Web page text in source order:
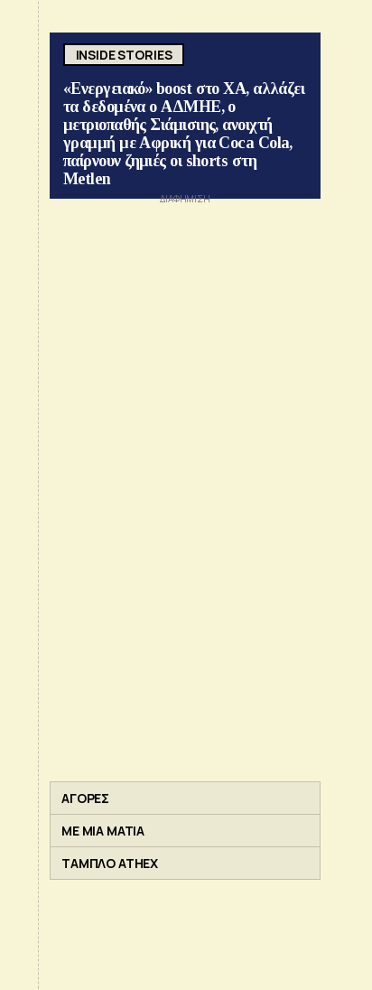
INSIDE STORIES
«Ενεργειακό» boost στο ΧΑ, αλλάζει
τα δεδομένα ο ΑΔΜΗΕ, ο
μετριοπαθής Σιάμισιης, ανοιχτή
γραμμή με Αφρική για Coca Cola,
παίρνουν ζημιές οι shorts στη
Metlen
ΑΓΟΡΕΣ
ΜΕ ΜΙΑ ΜΑΤΙΑ
ΤΑΜΠΛΟ ATHEX